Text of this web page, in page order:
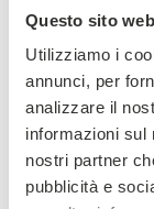
Questo sito
Utilizziamo i
annunci, per
analizzare il
informazioni sul
nostri partner
pubblicità e